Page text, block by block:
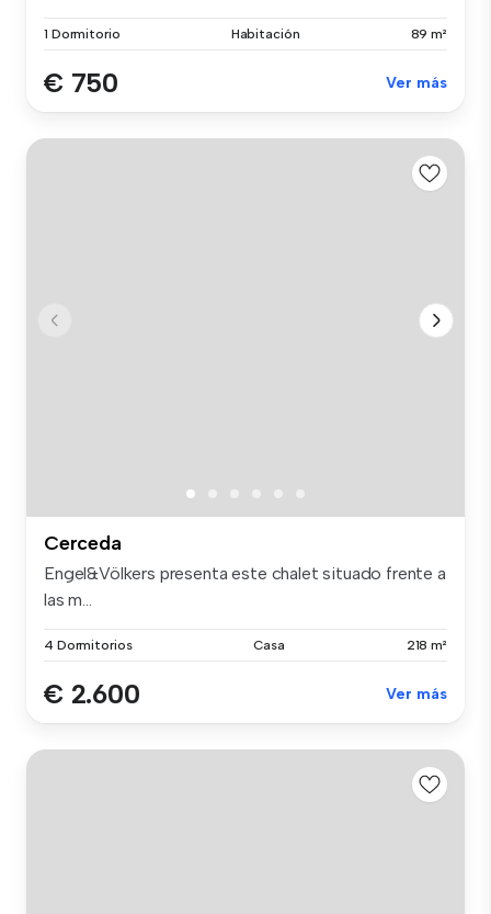
1 Dormitorio Habitación 89 m²
€ 750 Ver más
Cerceda
Engel&Völkers presenta este chalet situado frente a
las m...
4 Dormitorios Casa 218 m²
€ 2.600 Ver más